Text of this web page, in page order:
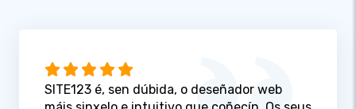
SITE123 é, sen dúbida, o deseñador web